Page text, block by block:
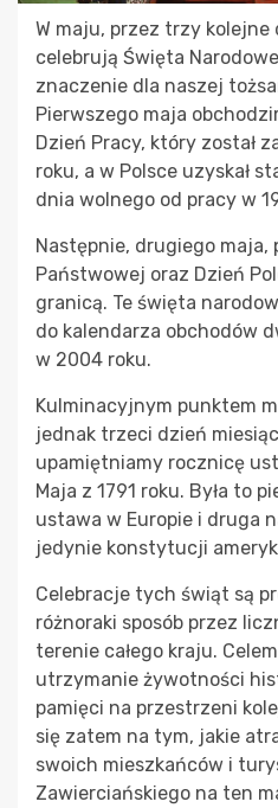
W maju, przez trzy kolejne
celebrują Święta
znaczenie dla naszej
Pierwszego maja
Dzień Pracy, który został
roku, a w Polsce uzyskał
dnia wolnego od pracy w
Następnie, drugiego maja,
Państwowej oraz Dzień
granicą. Te święta
do kalendarza obchodów
w 2004 roku.
Kulminacyjnym punktem
jednak trzeci dzień
upamiętniamy rocznicę
Maja z 1791 roku. Była to
ustawa w Europie i druga
jedynie konstytucji
Celebracje tych świąt są
różnoraki sposób przez
terenie całego kraju.
utrzymanie żywotności
pamięci na przestrzeni
się zatem na tym, jakie
swoich mieszkańców i
Zawierciańskiego na ten